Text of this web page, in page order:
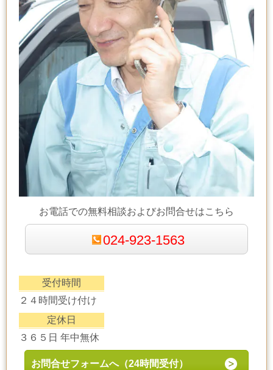
お電話での無料相談およびお問合せはこちら
024-923-1563
受付時間
２４時間受け付け
定休日
３６５日 年中無休
お問合せフォームへ（24時間受付）